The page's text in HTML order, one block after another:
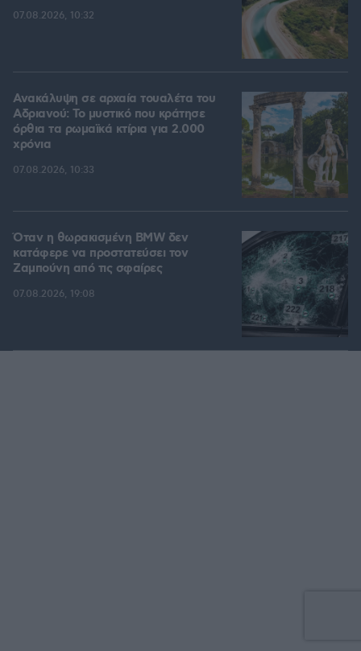
07.08.2026, 10:32
Ανακάλυψη σε αρχαία τουαλέτα του
Αδριανού: Το μυστικό που κράτησε
όρθια τα ρωμαϊκά κτίρια για 2.000
χρόνια
07.08.2026, 10:33
Όταν η θωρακισμένη BMW δεν
κατάφερε να προστατεύσει τον
Ζαμπούνη από τις σφαίρες
07.08.2026, 19:08